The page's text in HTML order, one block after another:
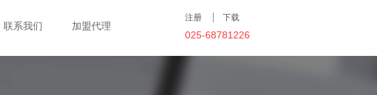
联系我们 加盟代理
注册 下载
025-68781226